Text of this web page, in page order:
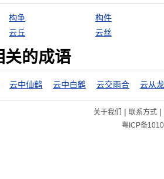
构争
构件
云丘 云丝
关的成语
云中仙鹤 云中白鹤 云交雨合
关于我们 | 联系方式|
粤ICP备